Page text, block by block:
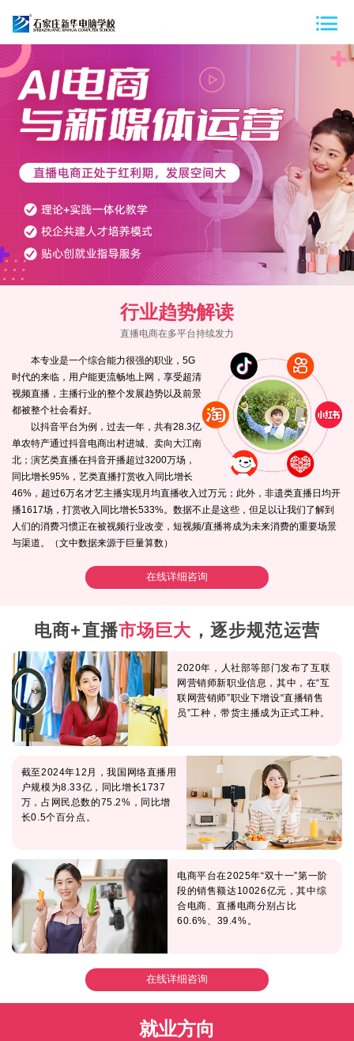
行业趋势解读
直播电商在多平台持续发力
本专业是一个综合能力很强的职业，5G
时代的来临，用户能更流畅地上网，享受超清
视频直播，主播行业的整个发展趋势以及前景
都被整个社会看好。
以抖音平台为例，过去一年，共有28.3亿
单农特产通过抖音电商出村进城、卖向大江南
北；演艺类直播在抖音开播超过3200万场，
同比增长95%，艺类直播打赏收入同比增长
46%，超过6万名才艺主播实现月均直播收入过万元；此外，非遗类直播日均开
播1617场，打赏收入同比增长533%。数据不止是这些，但足以让我们了解到
人们的消费习惯正在被视频行业改变，短视频/直播将成为未来消费的重要场景
与渠道。（文中数据来源于巨量算数）
在线详细咨询
电商+直播市场巨大 ，逐步规范运营
2020年，人社部等部门发布了互联
网营销师新职业信息，其中，在“互
联网营销师”职业下增设“直播销售
员”工种，带货主播成为正式工种。
截至2024年12月，我国网络直播用
户规模为8.33亿，同比增长1737
万，占网民总数的75.2%，同比增
长0.5个百分点。
电商平台在2025年“双十一”第一阶
段的销售额达10026亿元，其中综
合电商、直播电商分别占比
60.6%、39.4%。
在线详细咨询
就业方向